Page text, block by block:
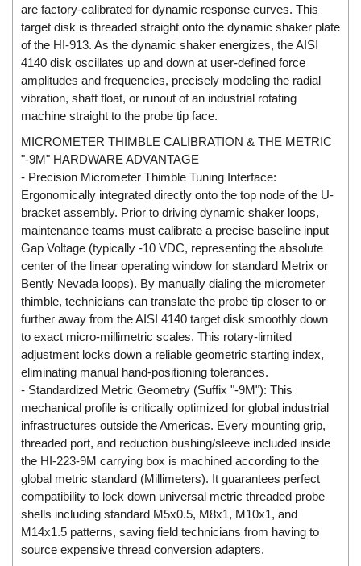
Eilersen Vietnam
Ekstrom-Carlson
Elands Cable Vietnam
Elap Vietnam
Electro Adda
Electro Industries
Electronic Design System S.R.L Vietnam
Electronics Inc. Viet Nam
Electro-Sensors Vietnam
Elektrogas Vietnam
Elektrophysik Vietnam
elesa-ganter
ELETTA
Elettrotek Kabel
ELGO Electronic
ELIS PLZEŇ
ELMEKO
ELMESS-Thermosystemtechnik
Eltex-Elektrostatik
Eltherm
ELTRA Encoder
ELVEM Vietnam
Emaco
are factory-calibrated for dynamic response curves. This
target disk is threaded straight onto the dynamic shaker plate
of the HI-913. As the dynamic shaker energizes, the AISI
4140 disk oscillates up and down at user-defined force
amplitudes and frequencies, precisely modeling the radial
vibration, shaft float, or runout of an industrial rotating
machine straight to the probe tip face.
MICROMETER THIMBLE CALIBRATION & THE METRIC
"-9M" HARDWARE ADVANTAGE
- Precision Micrometer Thimble Tuning Interface:
Ergonomically integrated directly onto the top node of the U-
bracket assembly. Prior to driving dynamic shaker loops,
maintenance teams must calibrate a precise baseline input
Gap Voltage (typically -10 VDC, representing the absolute
center of the linear operating window for standard Metrix or
Bently Nevada loops). By manually dialing the micrometer
thimble, technicians can translate the probe tip closer to or
further away from the AISI 4140 target disk smoothly down
to exact micro-millimetric scales. This rotary-limited
adjustment locks down a reliable geometric starting index,
eliminating manual hand-positioning tolerances.
- Standardized Metric Geometry (Suffix "-9M"): This
mechanical profile is critically optimized for global industrial
infrastructures outside the Americas. Every mounting grip,
threaded port, and reduction bushing/sleeve included inside
the HI-223-9M carrying box is machined according to the
global metric standard (Millimeters). It guarantees perfect
compatibility to lock down universal metric threaded probe
shells including standard M5x0.5, M8x1, M10x1, and
M14x1.5 patterns, saving field technicians from having to
source expensive thread conversion adapters.